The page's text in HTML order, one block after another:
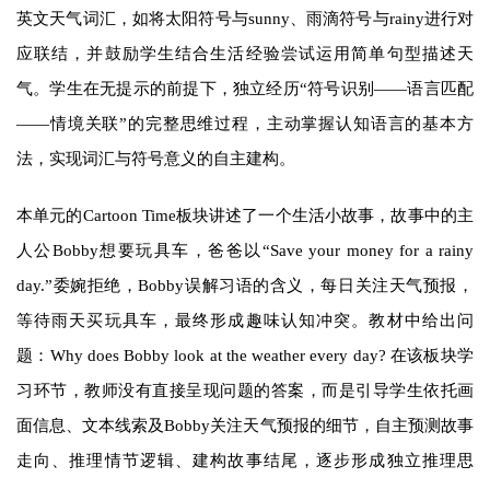
英文天气词汇，如将太阳符号与sunny、雨滴符号与rainy进行对
应联结，并鼓励学生结合生活经验尝试运用简单句型描述天
气。学生在无提示的前提下，独立经历“符号识别——语言匹配
——情境关联”的完整思维过程，主动掌握认知语言的基本方
法，实现词汇与符号意义的自主建构。
本单元的Cartoon Time板块讲述了一个生活小故事，故事中的主
人公Bobby想要玩具车，爸爸以“Save your money for a rainy
day.”委婉拒绝，Bobby误解习语的含义，每日关注天气预报，
等待雨天买玩具车，最终形成趣味认知冲突。教材中给出问
题：Why does Bobby look at the weather every day? 在该板块学
习环节，教师没有直接呈现问题的答案，而是引导学生依托画
面信息、文本线索及Bobby关注天气预报的细节，自主预测故事
走向、推理情节逻辑、建构故事结尾，逐步形成独立推理思